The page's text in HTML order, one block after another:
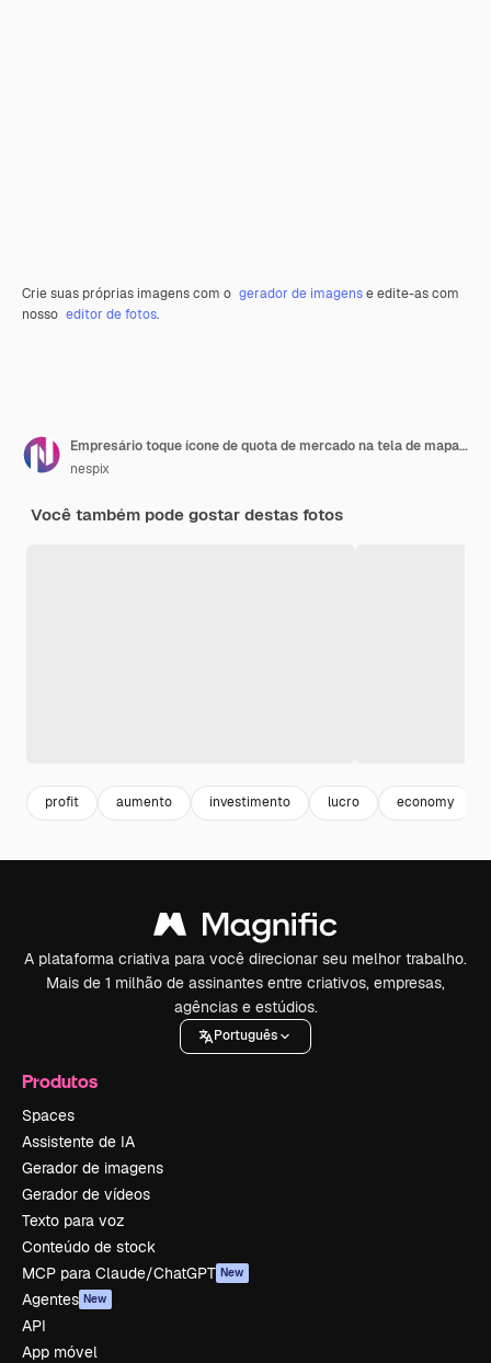
Crie suas próprias imagens com o gerador de imagense edite-as com
nosso editor de fotos.
Empresário toque ícone de quota de mercado na tela de mapa do mundo
nespix
Você também pode gostar destas fotos
profit aumento investimento lucro economy
A plataforma criativa para você direcionar seu melhor trabalho.
Mais de 1 milhão de assinantes entre criativos, empresas,
agências e estúdios.
Português
Produtos
Spaces
Assistente de IA
Gerador de imagens
Gerador de vídeos
Texto para voz
Conteúdo de stock
MCP para Claude/ChatGPT New
Agentes New
API
App móvel